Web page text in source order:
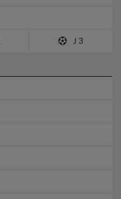
Ｊ3